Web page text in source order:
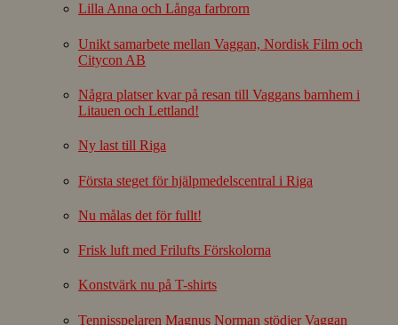
Lilla Anna och Långa farbrorn
Unikt samarbete mellan Vaggan, Nordisk Film och
Citycon AB
Några platser kvar på resan till Vaggans barnhem i
Litauen och Lettland!
Ny last till Riga
Första steget för hjälpmedelscentral i Riga
Nu målas det för fullt!
Frisk luft med Frilufts Förskolorna
Konstvärk nu på T-shirts
Tennisspelaren Magnus Norman stödjer Vaggan